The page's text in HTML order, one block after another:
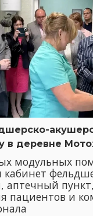
в деревне
модульных
кабинет
аптечный
пациентов и